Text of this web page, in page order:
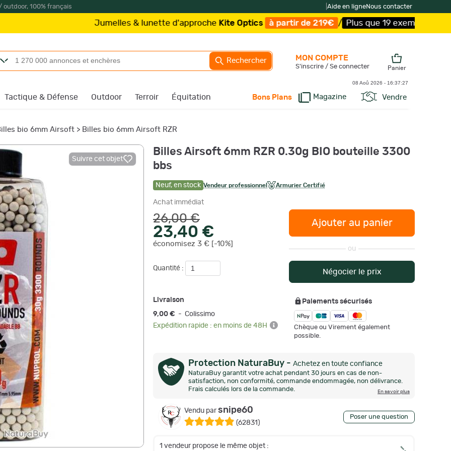
100% français Aide en ligneNous contacter
Jumelles & lunette d'approcheKite Optics à partir de 219€ / Plus que 19 exemplaires ! /Livraison
Rechercher
Tactique & Défense Outdoor Terroir Équitation Bons Plans Magazine Vendre
MON COMPTE
S'inscrire / Se connecter Panier
08 Aoû 2026 - 16:37:28
bio 6mm Airsoft > Billes bio 6mm Airsoft RZR
Suivre cet objet
Billes Airsoft 6mm RZR 0.30g BIO bouteille 3300
bbs
Neuf, en stock Vendeur professionnel Armurier Certifié
Achat immédiat
26,00 €
23,40 €
économisez 3 € [-10%]
Quantité :
Ajouter au panier
ou
Négocier le prix
Livraison
9,00 € - Colissimo
Expédition rapide : en moins de 48H
Paiements sécurisés
Chèque ou Virement également
possible.
Protection NaturaBuy - Achetez en toute confiance
NaturaBuy garantit votre achat pendant 30 jours en cas de non-
satisfaction, non conformité, commande endommagée, non délivrance.
Frais calculés lors de la commande.
En savoir plus
Vendu parsnipe60
(62831 )
Poser une question
1 vendeur propose le même objet :